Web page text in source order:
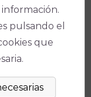
información.
pulsando el
que